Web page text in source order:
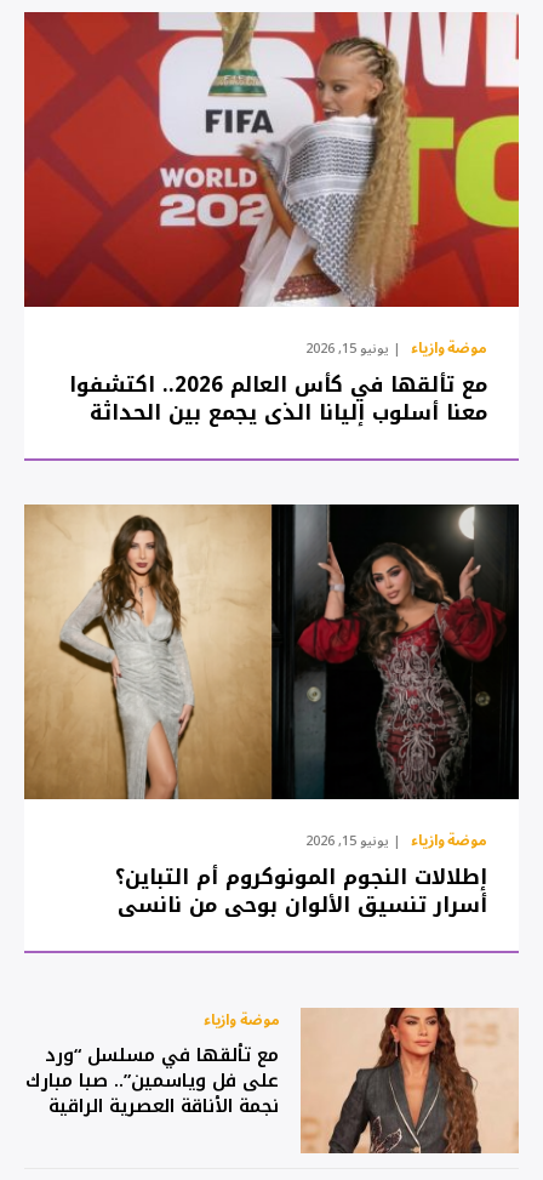
موضة وازياء يونيو 15, 2026
مع تألقها في كأس العالم 2026.. اكتشفوا
معنا أسلوب إليانا الذي يجمع بين الحداثة
موضة وازياء يونيو 15, 2026
إطلالات النجوم المونوكروم أم التباين؟
أسرار تنسيق الألوان بوحي من نانسي
موضة وازياء
مع تألقها في مسلسل “ورد
على فل وياسمين”.. صبا مبارك
نجمة الأناقة العصرية الراقية